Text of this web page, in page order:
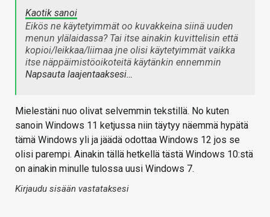
Kaotik sanoi
Eikös ne käytetyimmät oo kuvakkeina siinä uuden
menun ylälaidassa? Tai itse ainakin kuvittelisin että
kopioi/leikkaa/liimaa jne olisi käytetyimmät vaikka
itse näppäimistöoikoteitä käytänkin ennemmin
Napsauta laajentaaksesi…
Mielestäni nuo olivat selvemmin tekstillä. No kuten
sanoin Windows 11 ketjussa niin täytyy näemmä hypätä
tämä Windows yli ja jäädä odottaa Windows 12 jos se
olisi parempi. Ainakin tällä hetkellä tästä Windows 10:stä
on ainakin minulle tulossa uusi Windows 7.
Kirjaudu sisään vastataksesi